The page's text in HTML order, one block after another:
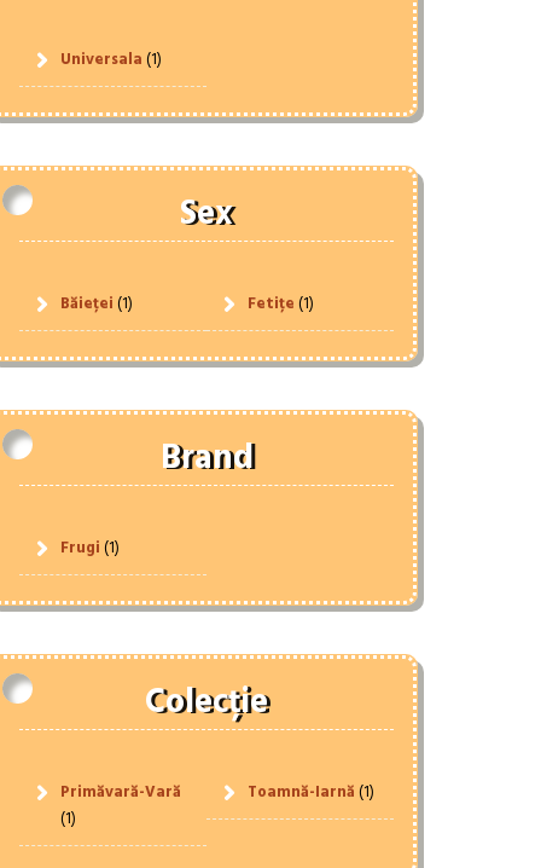
Universala(1)
Sex
Băieței(1) Fetițe(1)
Brand
Frugi(1)
Colecție
Primăvară-Vară
(1)
Toamnă-Iarnă(1)